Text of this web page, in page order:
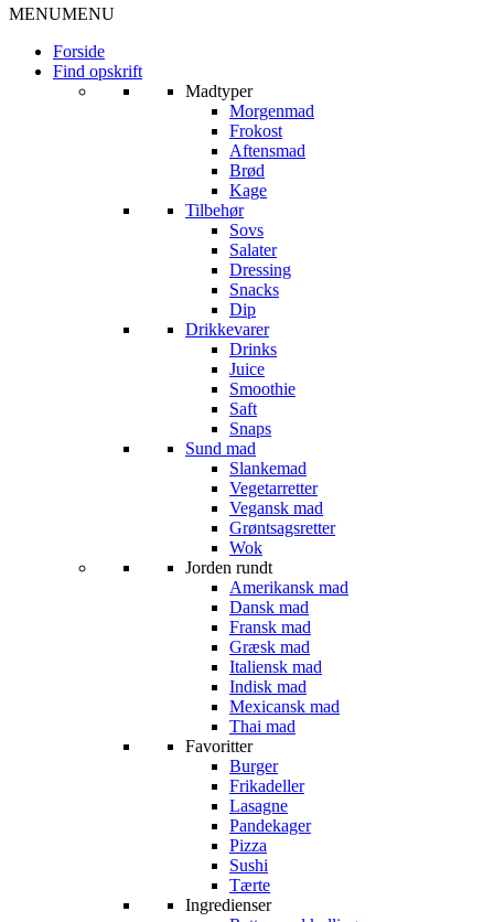
MENUMENU
Forside
Find opskrift
Madtyper
Morgenmad
Frokost
Aftensmad
Brød
Kage
Tilbehør
Sovs
Salater
Dressing
Snacks
Dip
Drikkevarer
Drinks
Juice
Smoothie
Saft
Snaps
Sund mad
Slankemad
Vegetarretter
Vegansk mad
Grøntsagsretter
Wok
Jorden rundt
Amerikansk mad
Dansk mad
Fransk mad
Græsk mad
Italiensk mad
Indisk mad
Mexicansk mad
Thai mad
Favoritter
Burger
Frikadeller
Lasagne
Pandekager
Pizza
Sushi
Tærte
Ingredienser